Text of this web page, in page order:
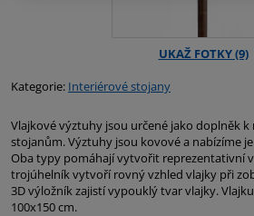
Kategorie: Interiérové stojany
Vlajkové výztuhy jsou určené jako doplněk
stojanům. Výztuhy jsou kovové a nabízíme
Oba typy pomáhají vytvořit reprezentativní
trojúhelník vytvoří rovný vzhled vlajky při
3D výložník zajistí vypouklý tvar vlajky.
100x150 cm.